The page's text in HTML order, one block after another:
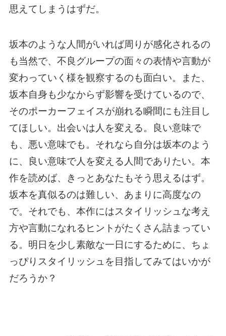
思えてしまうはずだ。
坂本のような人間がいれば周りが感化されるの
も当然で、不良グループの面々の表情や言動が
変わっていく様を観察するのも面白い。また、
坂本自身も少なからず影響を受けているので、
そのポーカーフェイスが崩れる瞬間にも注目し
てほしい。出会いは人を変える。良い意味で
も、悪い意味でも。それなら自分は坂本のよう
に、良い意味で人を変える人間でありたい。本
作を読めば、きっとあなたもそう思えるはず。
坂本を真似るのは難しい、あまりに高度なの
で。それでも、本作にはスタイリッシュな考え
方や言動になれるヒントがたくさん詰まってい
る。明日を少し素敵な一日にするために、ちょ
っぴりスタイリッシュを目指してみてはいかが
だろうか？